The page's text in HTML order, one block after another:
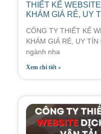
THIẾT KẾ
KHÁM GIÁ RẺ, UY
CÔNG TY THIẾT KẾ
KHÁM GIÁ RẺ, UY
ngành nha
Xem chi tiết »